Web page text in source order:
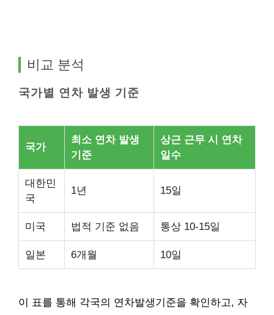
비교 분석
국가별 연차 발생 기준
국가
최소 연차 발생
기준
상근 근무 시 연차
일수
대한민
국
1년 15일
미국 법적 기준 없음 통상 10-15일
일본 6개월 10일
이 표를 통해 각국의 연차발생기준을 확인하고, 자